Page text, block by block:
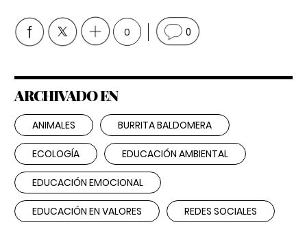
0 0
ARCHIVADO EN
ANIMALES BURRITA BALDOMERA
ECOLOGÍA EDUCACIÓN AMBIENTAL
EDUCACIÓN EMOCIONAL
EDUCACIÓN EN VALORES REDES SOCIALES